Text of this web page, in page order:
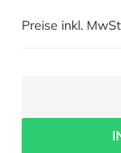
Preise inkl.